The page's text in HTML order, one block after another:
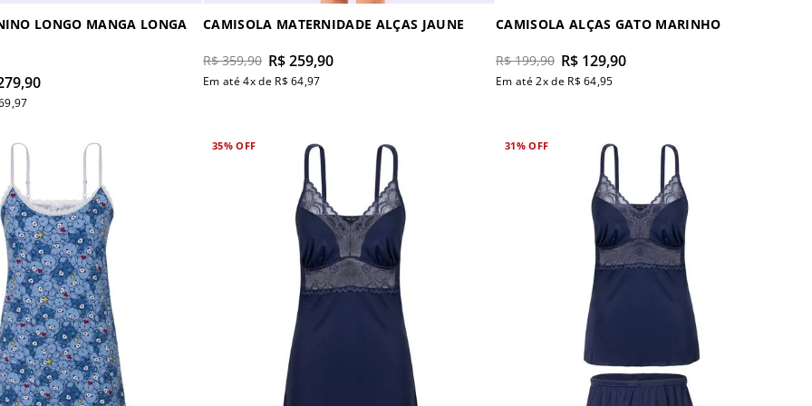
LONGO MANGA LONGA
,90
,97
CAMISOLA MATERNIDADE ALÇAS JAUNE
R$ 359,90 R$259,90
Em até4x de R$ 64,97
CAMISOLA ALÇAS GATO MARINHO
R$ 199,90 R$ 129,90
Em até2x de R$ 64,95
35%OFF 31%OFF